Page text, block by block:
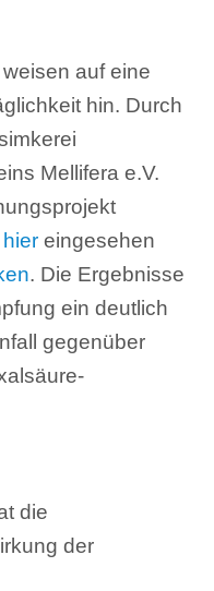
auf eine
hin. Durch
Mellifera e.V.
hier eingesehen
. Die Ergebnisse
ein deutlich
gegenüber
die
der